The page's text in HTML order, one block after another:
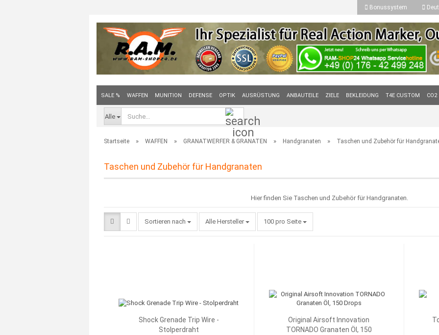
Bonussystem
SALE % WAFFEN MUNITION DEFENSE OPTIK AUSRÜSTUNG ANBAUTEILE ZIELE BEKLEIDUNG T4E CUSTOM
Alle
Startseite » WAFFEN » GRANATWERFER & GRANATEN » Handgranaten » Taschen und Zubehör für
Taschen und Zubehör für Handgranaten
Hier finden Sie Taschen und Zubehör für Handgranaten.
Sortieren nach
Sortieren nach Alle Hersteller 100 pro Seite
pro Seite
Shock Grenade Trip Wire -
Stolperdraht
Original Airsoft Innovation
TORNADO Granaten Öl, 150